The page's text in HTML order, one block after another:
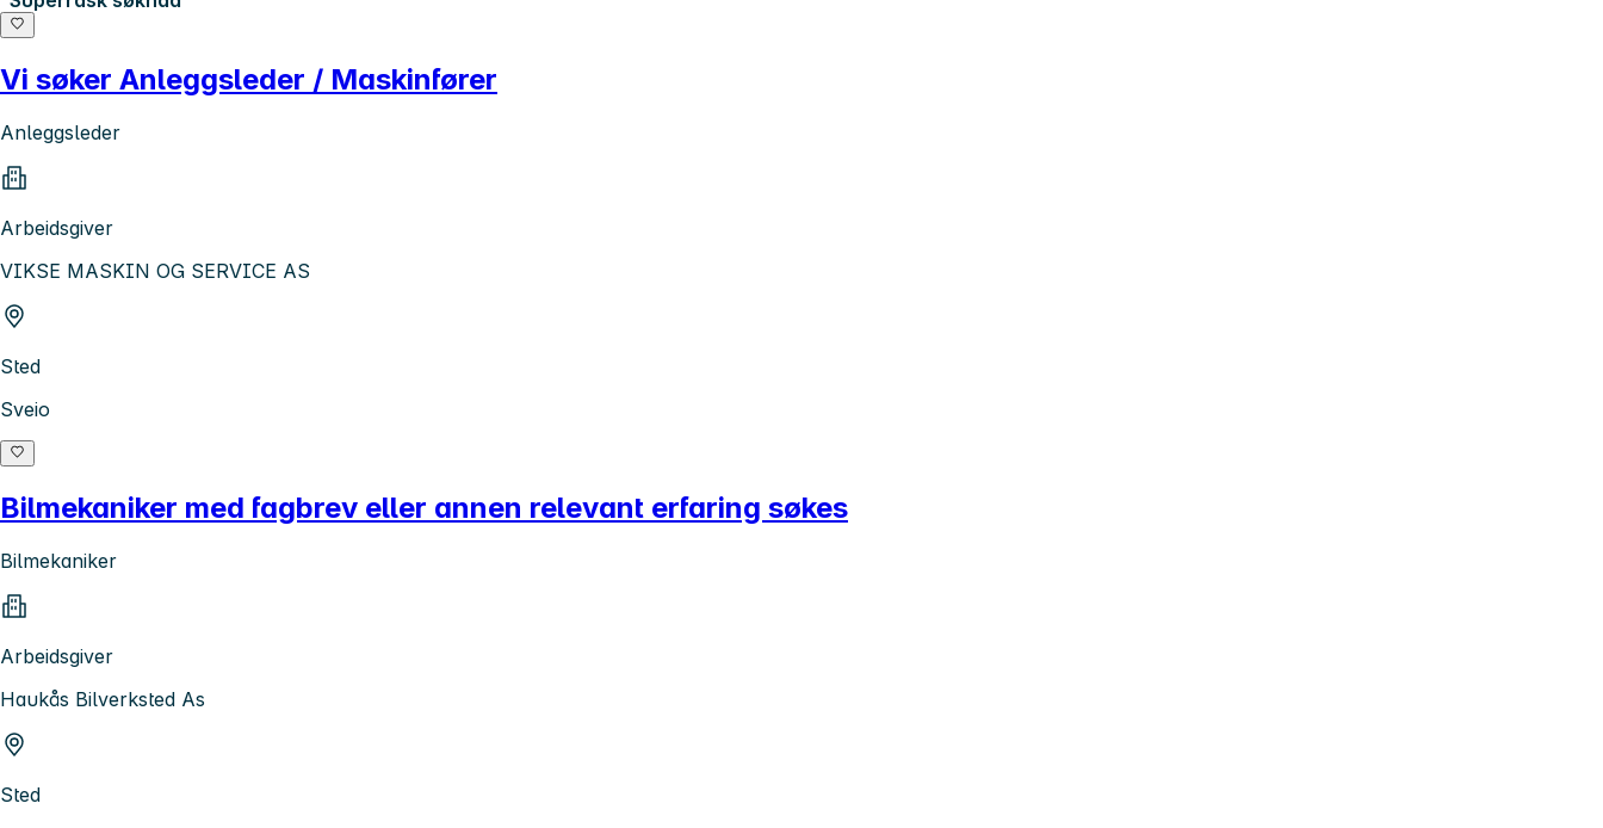
Vi søker Anleggsleder / Maskinfører
Anleggsleder
Arbeidsgiver
VIKSE MASKIN OG SERVICE AS
Sted
Sveio
Bilmekaniker med fagbrev eller annen relevant erfaring søkes
Bilmekaniker
Arbeidsgiver
Haukås Bilverksted As
Sted